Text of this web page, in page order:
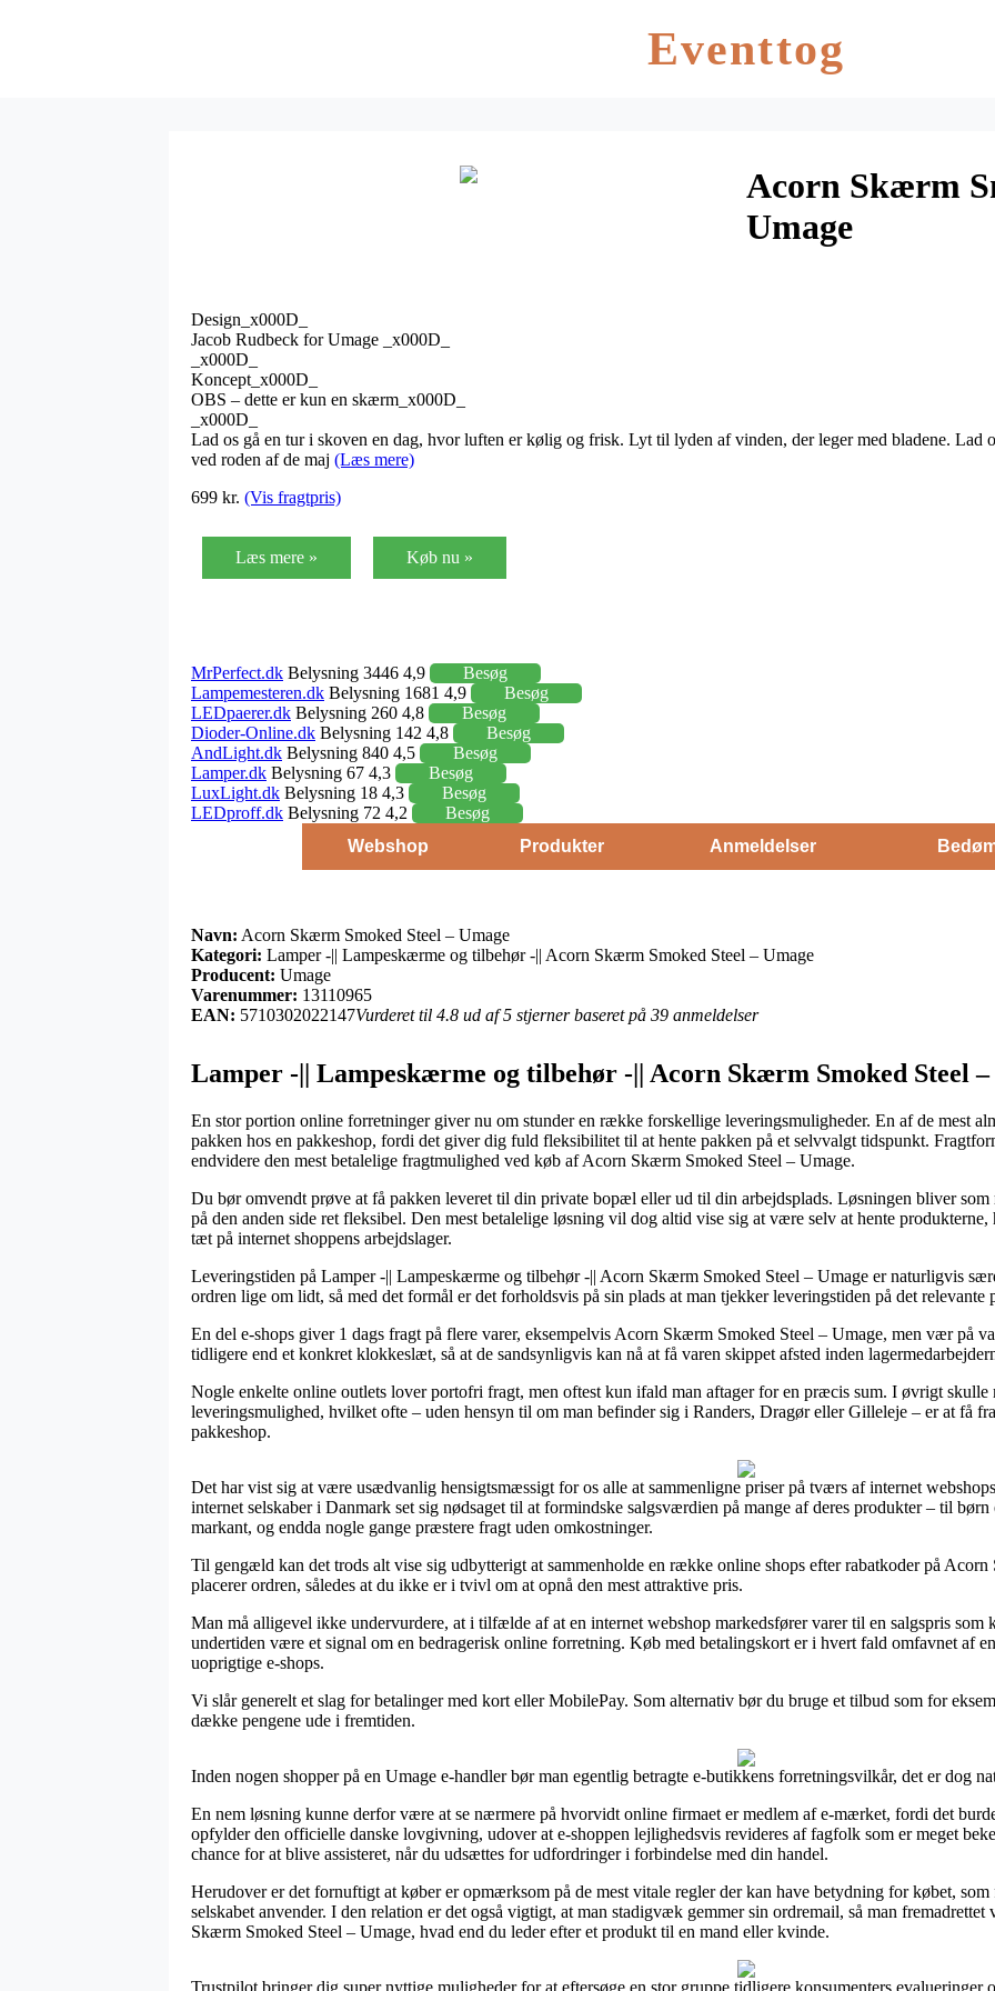
Eventtog
Acorn Skærm
Umage
Design_x000D_
Jacob Rudbeck for Umage _x000D_
_x000D_
Koncept_x000D_
OBS – dette er kun en skærm_x000D_
_x000D_
Lad os gå en tur i skoven en dag, hvor luften er kølig og frisk. Lyt til lyden af vinden, der leger med bladene. Lad
ved roden af de maj (Læs mere)
699 kr. (Vis fragtpris)
Læs mere » Køb nu »
MrPerfect.dk Belysning 3446 4,9
Besøg
Lampemesteren.dk Belysning 1681 4,9
Besøg
LEDpaerer.dk Belysning 260 4,8
Besøg
Dioder-Online.dk Belysning 142 4,8
Besøg
AndLight.dk Belysning 840 4,5
Besøg
Lamper.dk Belysning 67 4,3
Besøg
LuxLight.dk Belysning 18 4,3
Besøg
LEDproff.dk Belysning 72 4,2
Besøg
Webshop
Produkter Anmeldelser
Navn: Acorn Skærm Smoked Steel – Umage
Kategori: Lamper -|| Lampeskærme og tilbehør -|| Acorn Skærm Smoked Steel – Umage
Producent: Umage
Varenummer: 13110965
EAN: 5710302022147Vurderet til 4.8 ud af 5 stjerner baseret på 39 anmeldelser
Lamper -|| Lampeskærme og tilbehør -|| Acorn Skærm Smoked Steel –
En stor portion online forretninger giver nu om stunder en række forskellige leveringsmuligheder. En af de mest
pakken hos en pakkeshop, fordi det giver dig fuld fleksibilitet til at hente pakken på et selvvalgt tidspunkt.
endvidere den mest betalelige fragtmulighed ved køb af Acorn Skærm Smoked Steel – Umage.
Du bør omvendt prøve at få pakken leveret til din private bopæl eller ud til din arbejdsplads. Løsningen bliver som
på den anden side ret fleksibel. Den mest betalelige løsning vil dog altid vise sig at være selv at hente
tæt på internet shoppens arbejdslager.
Leveringstiden på Lamper -|| Lampeskærme og tilbehør -|| Acorn Skærm Smoked Steel – Umage er naturligvis
ordren lige om lidt, så med det formål er det forholdsvis på sin plads at man tjekker leveringstiden på det relevante
En del e-shops giver 1 dags fragt på flere varer, eksempelvis Acorn Skærm Smoked Steel – Umage, men vær på
tidligere end et konkret klokkeslæt, så at de sandsynligvis kan nå at få varen skippet afsted inden
Nogle enkelte online outlets lover portofri fragt, men oftest kun ifald man aftager for en præcis sum. I øvrigt skulle
leveringsmulighed, hvilket ofte – uden hensyn til om man befinder sig i Randers, Dragør eller Gilleleje – er at få
pakkeshop.
Det har vist sig at være usædvanlig hensigtsmæssigt for os alle at sammenligne priser på tværs af internet
internet selskaber i Danmark set sig nødsaget til at formindske salgsværdien på mange af deres produkter – til
markant, og endda nogle gange præstere fragt uden omkostninger.
Til gengæld kan det trods alt vise sig udbytterigt at sammenholde en række online shops efter rabatkoder på
placerer ordren, således at du ikke er i tvivl om at opnå den mest attraktive pris.
Man må alligevel ikke undervurdere, at i tilfælde af at en internet webshop markedsfører varer til en salgspris som
undertiden være et signal om en bedragerisk online forretning. Køb med betalingskort er i hvert fald omfavnet af
uoprigtige e-shops.
Vi slår generelt et slag for betalinger med kort eller MobilePay. Som alternativ bør du bruge et tilbud som for
dække pengene ude i fremtiden.
Inden nogen shopper på en Umage e-handler bør man egentlig betragte e-butikkens forretningsvilkår, det er dog
En nem løsning kunne derfor være at se nærmere på hvorvidt online firmaet er medlem af e-mærket, fordi det
opfylder den officielle danske lovgivning, udover at e-shoppen lejlighedsvis revideres af fagfolk som er meget
chance for at blive assisteret, når du udsættes for udfordringer i forbindelse med din handel.
Herudover er det fornuftigt at køber er opmærksom på de mest vitale regler der kan have betydning for købet,
selskabet anvender. I den relation er det også vigtigt, at man stadigvæk gemmer sin ordremail, så man
Skærm Smoked Steel – Umage, hvad end du leder efter et produkt til en mand eller kvinde.
Trustpilot bringer dig super nyttige muligheder for at eftersøge en stor gruppe tidligere konsumenters evalueringer